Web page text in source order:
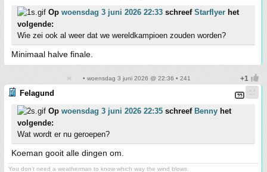
Op woensdag 3 juni 2026 22:33 schreef Starflyer het
volgende:
Wie zei ook al weer dat we wereldkampioen zouden worden?
Minimaal halve finale.
• woensdag 3 juni 2026 @ 22:36 • 241
Felagund
Op woensdag 3 juni 2026 22:35 schreef Benny het
volgende:
Wat wordt er nu geroepen?
Koeman gooit alle dingen om.
You don't need a weatherman to know which way the wind blows.